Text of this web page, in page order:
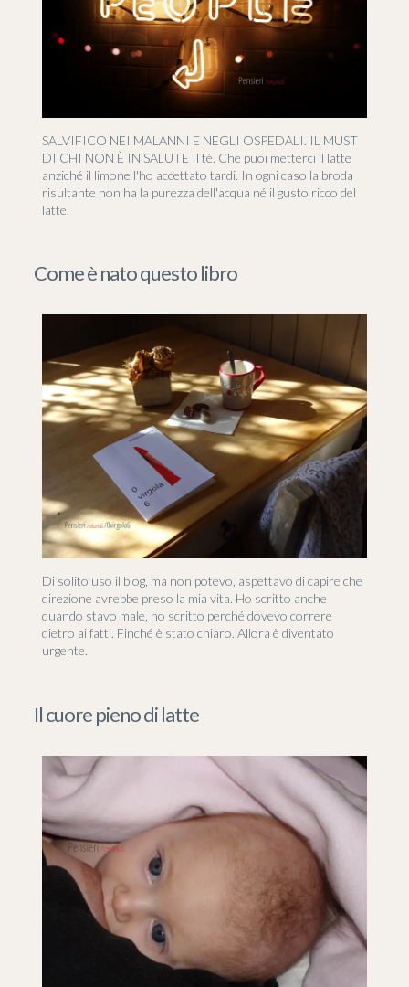
SALVIFICO NEI MALANNI E NEGLI OSPEDALI. IL MUST
DI CHI NON È IN SALUTE Il tè. Che puoi metterci il latte
anziché il limone l'ho accettato tardi. In ogni caso la broda
risultante non ha la purezza dell'acqua né il gusto ricco del
latte.
Come è nato questo libro
Di solito uso il blog, ma non potevo, aspettavo di capire che
direzione avrebbe preso la mia vita. Ho scritto anche
quando stavo male, ho scritto perché dovevo correre
dietro ai fatti. Finché è stato chiaro. Allora è diventato
urgente.
Il cuore pieno di latte